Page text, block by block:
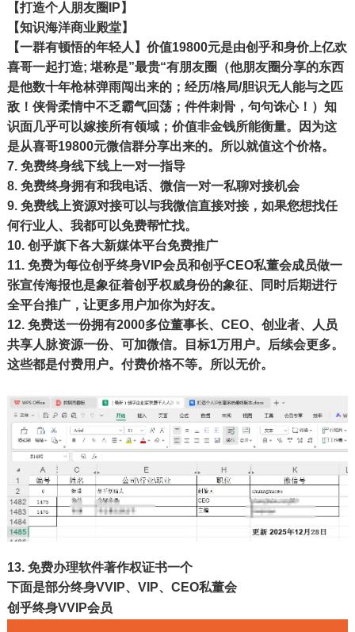
【打造个人朋友圈IP】
【知识海洋商业殿堂】
【一群有顿悟的年轻人】价值19800元是由创乎和身价上亿欢
喜哥一起打造; 堪称是”最贵“有朋友圈（他朋友圈分享的东西
是他数十年枪林弹雨闯出来的；经历/格局/胆识无人能与之匹
敌！侠骨柔情中不乏霸气回荡；件件刺骨，句句诛心！）知
识面几乎可以嫁接所有领域；价值非金钱所能衡量。因为这
是从喜哥19800元微信群分享出来的。所以就值这个价格。
7. 免费终身线下线上一对一指导
8. 免费终身拥有和我电话、微信一对一私聊对接机会
9. 免费线上资源对接可以与我微信直接对接，如果您想找任
何行业人、我都可以免费帮忙找。
10. 创乎旗下各大新媒体平台免费推广
11. 免费为每位创乎终身VIP会员和创乎CEO私董会成员做一
张宣传海报也是象征着创乎权威身份的象征、同时后期进行
全平台推广，让更多用户加你为好友。
12. 免费送一份拥有2000多位董事长、CEO、创业者、人员
共享人脉资源一份、可加微信。目标1万用户。后续会更多。
这些都是付费用户。付费价格不等。所以无价。
13. 免费办理软件著作权证书一个
下面是部分终身VVIP、VIP、CEO私董会
创乎终身VVIP会员